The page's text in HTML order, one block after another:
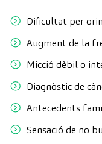
Dificultat per
Augment de la
Micció dèbil o
Diagnòstic de
Antecedents
Sensació de no